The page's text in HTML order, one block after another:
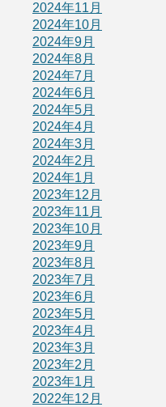
2024年11月
2024年10月
2024年9月
2024年8月
2024年7月
2024年6月
2024年5月
2024年4月
2024年3月
2024年2月
2024年1月
2023年12月
2023年11月
2023年10月
2023年9月
2023年8月
2023年7月
2023年6月
2023年5月
2023年4月
2023年3月
2023年2月
2023年1月
2022年12月